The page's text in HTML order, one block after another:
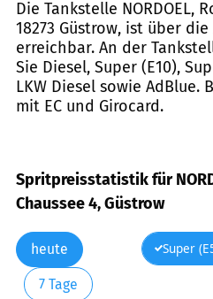
Die Tankstelle NORDOEL,
18273 Güstrow, ist über
erreichbar. An der
Sie Diesel, Super (E10),
LKW Diesel sowie AdBlue.
mit EC und Girocard.
Spritpreisstatistik für
Chaussee 4, Güstrow
heute
7 Tage
Super